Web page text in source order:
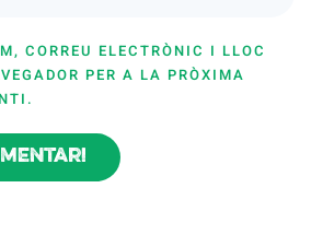
CORREU ELECTRÒNIC I LLOC
PER A LA PRÒXIMA